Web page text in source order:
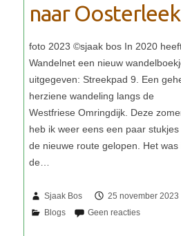
naar Oosterleek
Sjaak Bos 25 november 2023